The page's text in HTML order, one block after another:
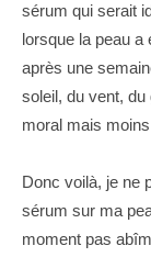
sérum qui serait
lorsque la peau a
après une
soleil, du vent, du
moral mais
Donc voilà, je ne
sérum sur ma
moment pas